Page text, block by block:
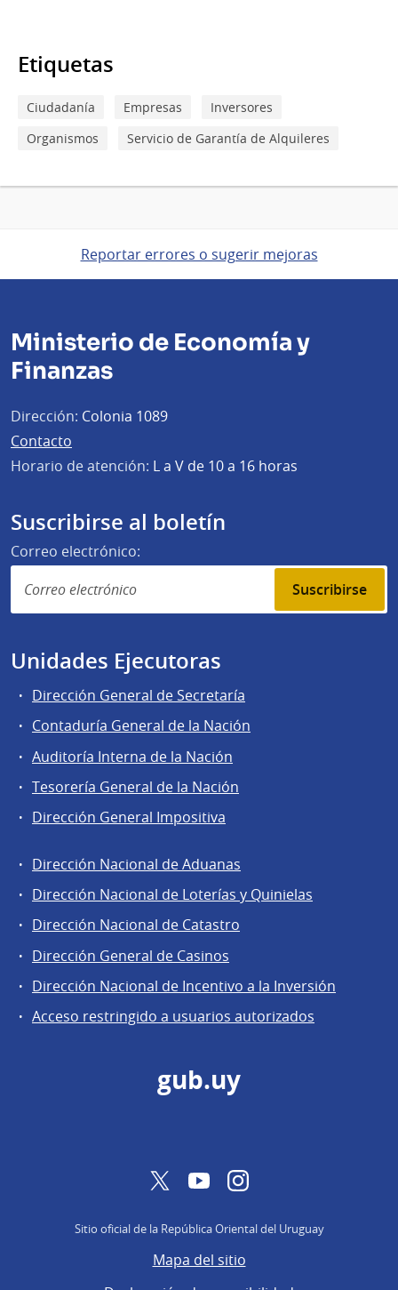
Etiquetas
Ciudadanía Empresas
Inversores
Organismos
Servicio de Garantía de Alquileres
Reportar errores o sugerir mejoras
Ministerio de Economía y
Finanzas
Dirección: Colonia 1089
Contacto
Horario de atención: L a V de 10 a 16 horas
Suscribirse al boletín
Correo electrónico:
Suscribirse
Unidades Ejecutoras
Dirección General de Secretaría
Contaduría General de la Nación
Auditoría Interna de la Nación
Tesorería General de la Nación
Dirección General Impositiva
Áreas
de
la
Dirección
General
de
Secretaría
Dirección Nacional de Aduanas
Dirección Nacional de Loterías y Quinielas
Dirección Nacional de Catastro
Dirección General de Casinos
Dirección Nacional de Incentivo a la Inversión
Acceso restringido a usuarios autorizados
gub.uy
TwitterYouTubeInstagram
Sitio oficial de la República Oriental del Uruguay
Mapa del sitio